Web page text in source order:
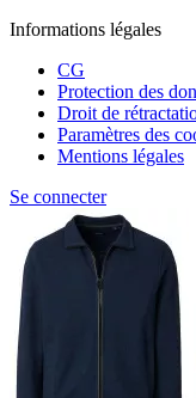
Informations légales
CG
Protection des
Droit de
Paramètres des
Mentions légales
Se connecter